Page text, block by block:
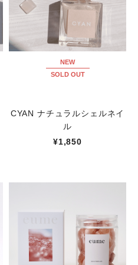
NEW
SOLD OUT
CYAN ナチュラルシェルネイ
ル
¥1,850